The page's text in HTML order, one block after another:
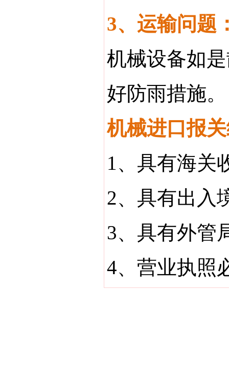
3、运输问题
机械设备如
好防雨措施。
机械进口报
1、具有海关
2、具有出入
3、具有外管
4、营业执照